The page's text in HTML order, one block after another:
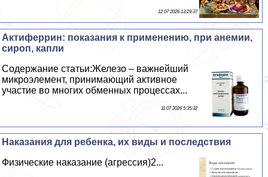
12 07 2026 13:29:37
Актиферрин: показания к применению, при анемии,
сироп, капли
Содержание статьи:Железо – важнейший
микроэлемент, принимающий активное
участие во многих обменных процессах...
11 07 2026 5:35:32
Наказания для ребенка, их виды и последствия
Физические наказание (агрессия)2...